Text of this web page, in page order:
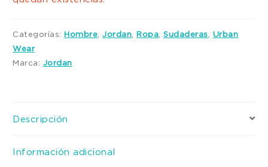
Categorías: Hombre ,Jordan Ropa ,Sudaderas
Urban
Wear
Marca: Jordan
Descripción
Información adicional